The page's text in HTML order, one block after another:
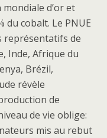
d’or et
du cobalt. Le PNUE
représentatifs de
Inde, Afrique du
Brézil,
révèle
de
de vie oblige:
mis au rebut